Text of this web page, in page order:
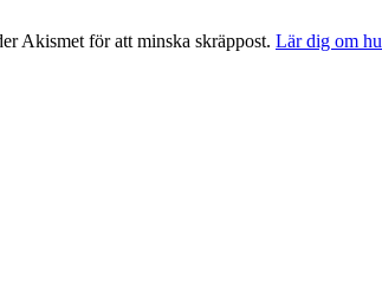
Akismet för att minska skräppost. Lär dig om